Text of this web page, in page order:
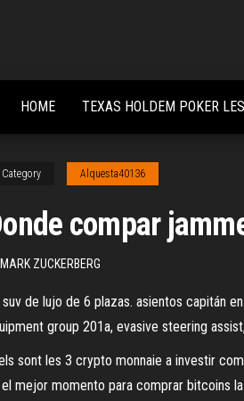
HOME TEXAS HOLDEM POKER
Category Alquesta40136
compar
MARK ZUCKERBERG
suv de lujo de 6 plazas. asientos capitán
group 201a, evasive steering
sont les 3 crypto monnaie a investir
mejor momento para comprar bitcoins